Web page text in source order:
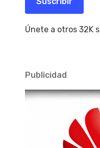
Únete a otros 32K
Publicidad